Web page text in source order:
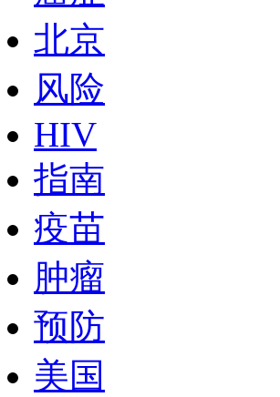
北京
风险
HIV
指南
疫苗
肿瘤
预防
美国